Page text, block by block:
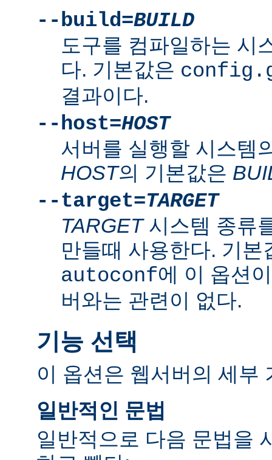
--build=BUILD
도구를 컴파일하는 시
다. 기본값은
결과이다.
--host=HOST
서버를 실행할 시스템
HOST의 기본값은
--target=TARGET
TARGET시스템 종류
만들때 사용한다. 기
autoconf에 이 옵션
버와는 관련이 없다.
기능 선택
이 옵션은 웹서버의 세부
일반적인 문법
일반적으로 다음 문법을